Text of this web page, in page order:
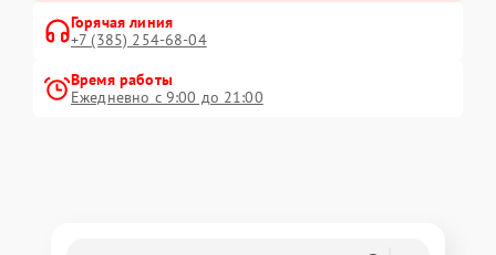
Горячая линия
+7 (385) 254-68-04
Время работы
Ежедневно с 9:00 до 21:00